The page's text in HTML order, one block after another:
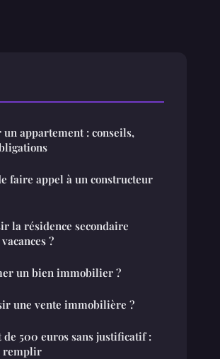
appartement : conseils,
faire appel à un constructeur
la résidence secondaire
?
un bien immobilier ?
une vente immobilière ?
500 euros sans justificatif :
remplir